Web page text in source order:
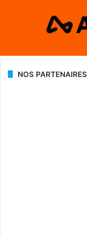
NOS PARTENAIRES